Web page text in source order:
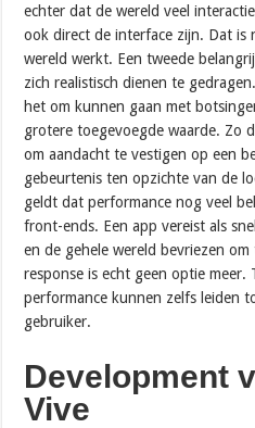
echter dat de wereld veel
ook direct de interface zijn. Dat is
wereld werkt. Een tweede
zich realistisch dienen te
het om kunnen gaan met
grotere toegevoegde waarde. Zo
om aandacht te vestigen op een
gebeurtenis ten opzichte van de
geldt dat performance nog veel
front-ends. Een app vereist als
en de gehele wereld bevriezen
response is echt geen optie meer.
performance kunnen zelfs leiden
gebruiker.
Development
Vive